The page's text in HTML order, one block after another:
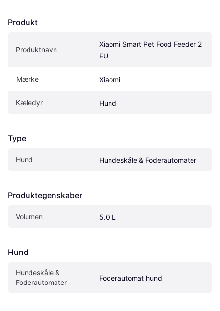
Produkt
Produktnavn
Xiaomi Smart Pet Food Feeder 2
EU
Mærke Xiaomi
Kæledyr Hund
Type
Hund Hundeskåle & Foderautomater
Produktegenskaber
Volumen 5.0 L
Hund
Hundeskåle &
Foderautomater
Foderautomat hund